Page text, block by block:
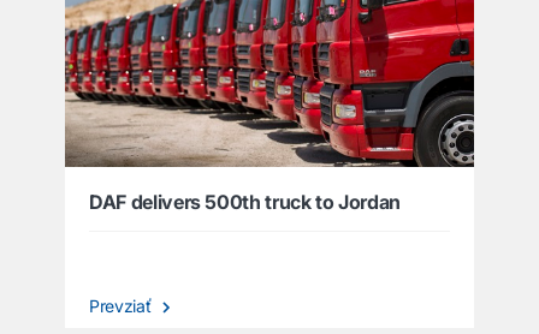
DAF delivers 500th truck to Jordan
Prevziať